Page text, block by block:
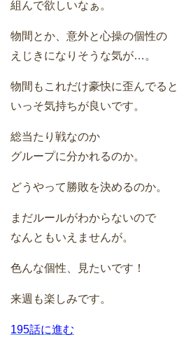
組んで欲しいなぁ。
物間とか、意外と心操の個性の
えじきになりそうな気が…。
物間もこれだけ豪快に歪んでると
いっそ気持ちが良いです。
総当たり戦なのか
グループに分かれるのか。
どうやって勝敗を決めるのか。
まだルールがわからないので
なんともいえませんが。
色んな個性、見たいです！
来週も楽しみです。
195話に進む